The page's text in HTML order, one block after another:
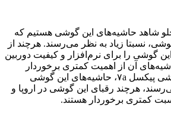
شاهد حاشیه‌های این گوشی هستیم که
نسبتا زیاد به نظر می‌رسند. هرچند از
گوشی را برای نرم‌افزار و کیفیت دوربین
آن از اهمیت کمتری برخوردار
هستند. در مقایسه با گوشی پیکسل ۷a، حاشیه‌های این گوشی
هرچند رقبای این گوشی در اروپا و
کمتری برخوردار هستند.